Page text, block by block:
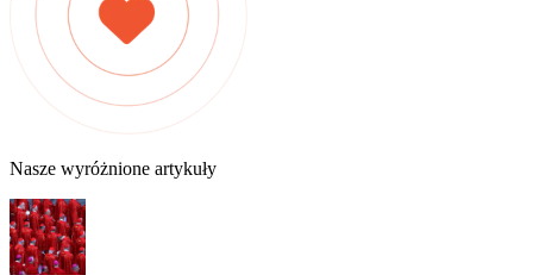
Nasze wyróżnione artykuły